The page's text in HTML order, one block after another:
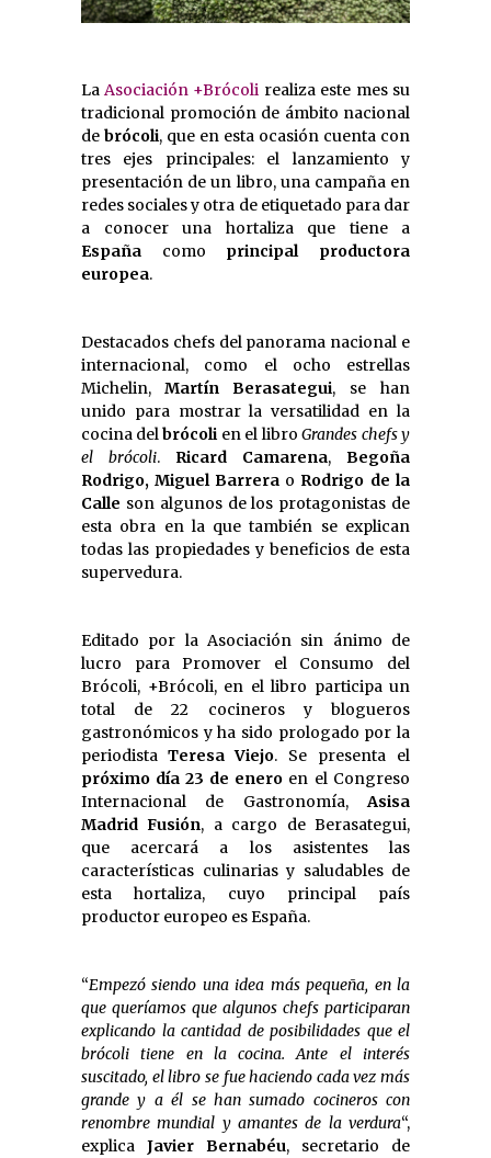
La Asociación +Brócoli realiza este mes su
tradicional promoción de ámbito nacional
de brócoli, que en esta ocasión cuenta con
tres ejes principales: el lanzamiento y
presentación de un libro, una campaña en
redes sociales y otra de etiquetado para dar
a conocer una hortaliza que tiene a
España como principal productora
europea.
Destacados chefs del panorama nacional e
internacional, como el ocho estrellas
Michelin, Martín Berasategui, se han
unido para mostrar la versatilidad en la
cocina delbrócoli en el libro Grandes chefs y
el brócoli. Ricard Camarena, Begoña
Rodrigo, Miguel Barrera o Rodrigo de la
Calle son algunos de los protagonistas de
esta obra en la que también se explican
todas las propiedades y beneficios de esta
supervedura.
Editado por la Asociación sin ánimo de
lucro para Promover el Consumo del
Brócoli, +Brócoli, en el libro participa un
total de 22 cocineros y blogueros
gastronómicos y ha sido prologado por la
periodista Teresa Viejo. Se presenta el
próximo día 23 de enero en el Congreso
Internacional de Gastronomía,Asisa
Madrid Fusión, a cargo de Berasategui,
que acercará a los asistentes las
características culinarias y saludables de
esta hortaliza, cuyo principal país
productor europeo es España.
“Empezó siendo una idea más pequeña, en la
que queríamos que algunos chefs participaran
explicando la cantidad de posibilidades que el
brócoli tiene en la cocina. Ante el interés
suscitado, el libro se fue haciendo cada vez más
grande y a él se han sumado cocineros con
renombre mundial y amantes de la verdura“,
explica Javier Bernabéu, secretario de